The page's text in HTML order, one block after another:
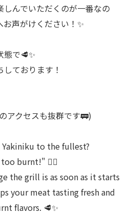
んでいただくのが一番なの
声がけください！✨
で🥩✨
ております！
アクセスも抜群です🚃)
to the fullest?
burnt!" 🙅‍♂️
the grill is as soon as it starts
your meat tasting fresh and
flavors. 🥩✨